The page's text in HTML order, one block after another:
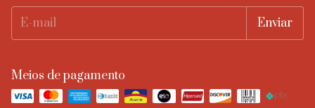
Meios de pagamento